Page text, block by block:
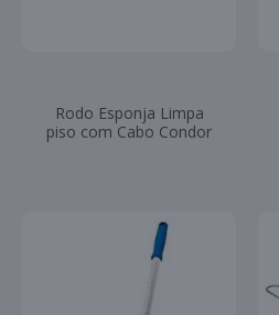
Rodo Esponja Limpa
piso com Cabo Condor